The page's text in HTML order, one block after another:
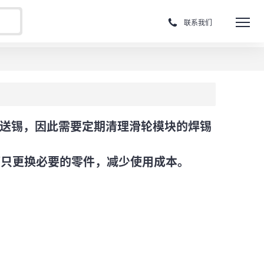
联系我们
锡，因此需要定期清理滑轮模块的焊锡
换必要的零件，减少使用成本。